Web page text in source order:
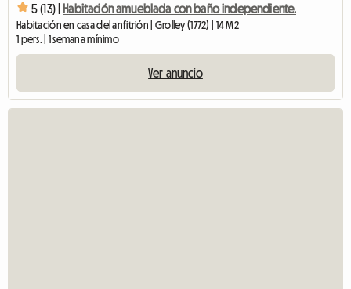
5 (13) | Habitación amueblada con baño independiente.
Habitación en casa del anfitrión | Grolley (1772) | 14 M2
1 pers. | 1 semana mínimo
Ver anuncio